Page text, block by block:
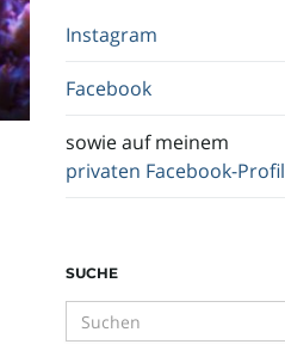
Instagram
Facebook
sowie auf meinem
privaten Facebook-Profil
SUCHE
u